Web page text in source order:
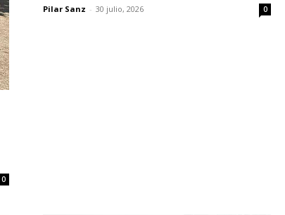
0
Pilar Sanz - 30 julio, 2026 0